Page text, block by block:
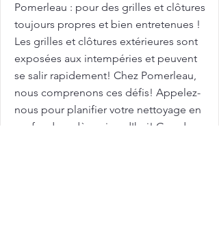
Pomerleau : pour des grilles et clôtures
toujours propres et bien entretenues !
Les grilles et clôtures extérieures sont
exposées aux intempéries et peuvent
se salir rapidement! Chez Pomerleau,
nous comprenons ces défis! Appelez-
nous pour planifier votre nettoyage en
profondeur dès aujourd'hui! Grand